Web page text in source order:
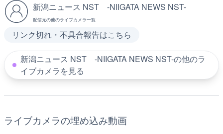
新潟ニュース NST -NIIGATA NEWS NST-
配信元の他のライブカメラ一覧
リンク切れ・不具合報告はこちら
新潟ニュース NST -NIIGATA NEWS NST-の他のラ
イブカメラを見る
ライブカメラの埋め込み動画